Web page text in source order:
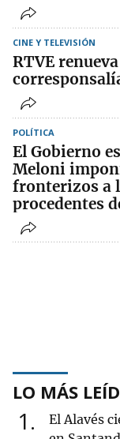
CINE Y TELEVISIÓN
RTVE
POLÍTICA
El Gobierno
Meloni
fronterizos a
procedentes
LO MÁS
1
El Alavés